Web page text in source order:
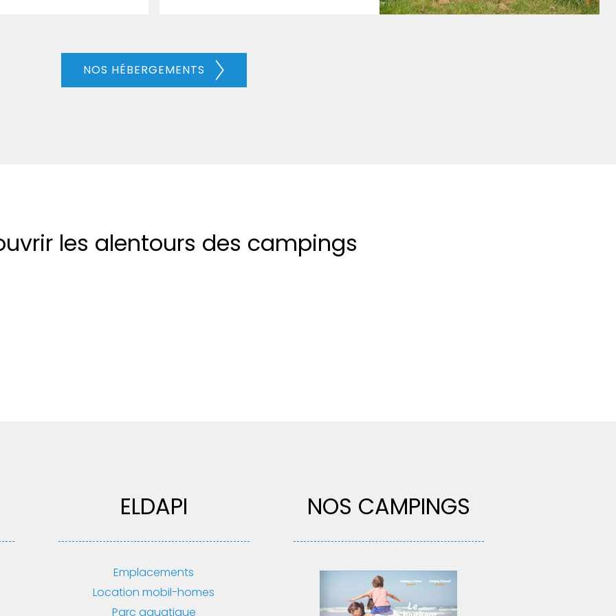
NOS HÉBERGEMENTS
les alentours des campings
ELDAPI
Emplacements
Location mobil-homes
Parc aquatique
NOS CAMPINGS